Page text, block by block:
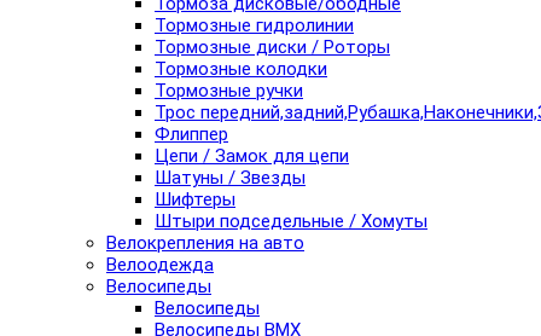
Тормозные гидролинии
Тормозные диски / Роторы
Тормозные колодки
Тормозные ручки
Трос
Флиппер
Цепи / Замок для цепи
Шатуны / Звезды
Шифтеры
Штыри подседельные / Хомуты
Велокрепления на авто
Велоодежда
Велосипеды
Велосипеды
Велосипеды BMX